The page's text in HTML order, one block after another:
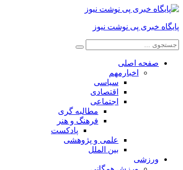
پایگاه خبری پی نوشت نیوز
صفحه اصلی
اخبارمهم
سیاسی
اقتصادی
اجتماعی
مطالبه گری
فرهنگ و هنر
پادکست
علمی و پژوهشی
بین الملل
ورزشی